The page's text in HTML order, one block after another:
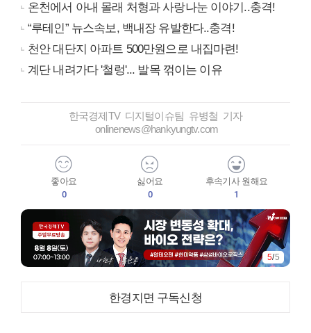
온천에서 아내 몰래 처형과 사랑나눈 이야기..충격!
“루테인” 뉴스속보, 백내장 유발한다..충격!
천안 대단지 아파트 500만원으로 내집마련!
계단 내려가다 '철렁'... 발목 꺾이는 이유
한국경제TV 디지털이슈팀 유병철 기자
onlinenews@hankyungtv.com
좋아요
0
싫어요
0
후속기사 원해요
1
5/5
한경지면 구독신청